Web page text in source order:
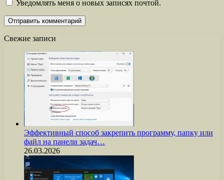
Уведомлять меня о новых записях почтой.
Свежие записи
Эффективный способ закрепить программу, папку или
файл на панели задач…
26.03.2026